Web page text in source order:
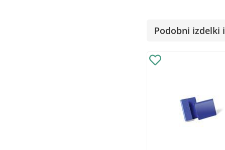
Podobni izdelki